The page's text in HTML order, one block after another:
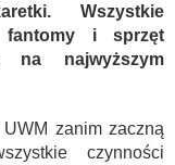
Wszystkie
fantomy i sprzęt
na najwyższym
zanim zaczną
czynności